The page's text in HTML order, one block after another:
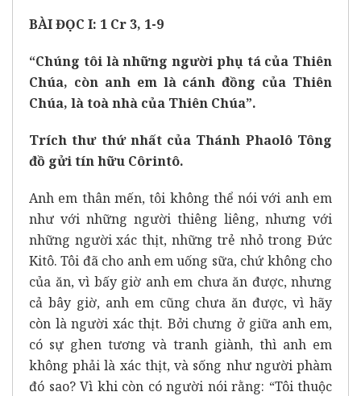
BÀI ĐỌC I: 1 Cr 3, 1-9
“Chúng tôi là những người phụ tá của Thiên
Chúa, còn anh em là cánh đồng của Thiên
Chúa, là toà nhà của Thiên Chúa”.
Trích thư thứ nhất của Thánh Phaolô Tông
đồ gửi tín hữu Côrintô.
Anh em thân mến, tôi không thể nói với anh em
như với những người thiêng liêng, nhưng với
những người xác thịt, những trẻ nhỏ trong Đức
Kitô. Tôi đã cho anh em uống sữa, chứ không cho
của ăn, vì bấy giờ anh em chưa ăn được, nhưng
cả bây giờ, anh em cũng chưa ăn được, vì hãy
còn là người xác thịt. Bởi chưng ở giữa anh em,
có sự ghen tương và tranh giành, thì anh em
không phải là xác thịt, và sống như người phàm
đó sao? Vì khi còn có người nói rằng: “Tôi thuộc